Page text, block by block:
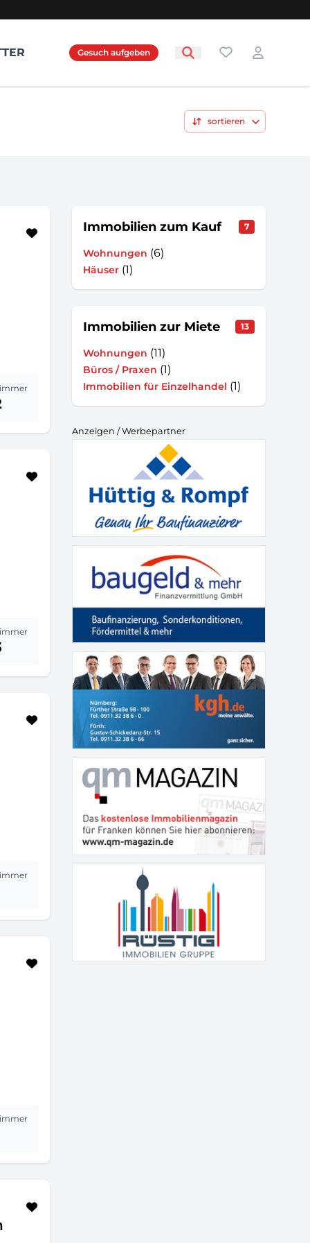
Gesuch aufgeben Favoriten
Login
sortieren
Immobilien zum Kauf 7
Wohnungen (6)
Häuser (1)
Immobilien zur Miete 13
Wohnungen (11)
Büros / Praxen (1)
Immobilien für Einzelhandel (1)
Anzeigen / Werbepartner